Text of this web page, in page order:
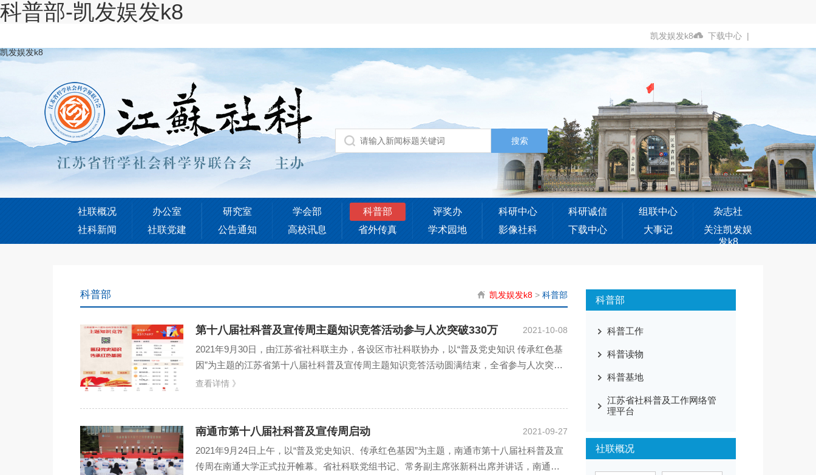
科普部-凯发娱发k8
凯发娱发k8 下载中心 |
凯发娱发k8
社联概况 办公室 研究室 学会部 科普部 评奖办 科研中心 科研诚信 组联中心
杂志社
社科新闻
社联党建 公告通知 高校讯息 省外传真 学术园地 影像社科 下载中心 大事记
关注凯发娱
发k8
科普部 凯发娱发k8> 科普部
2021-10-08
第十八届社科普及宣传周主题知识竞答活动参与人次突破330万
2021年9月30日，由江苏省社科联主办，各设区市社科联协办，以“普及党史知识 传承红色基
因”为主题的江苏省第十八届社科普及宣传周主题知识竞答活动圆满结束，全省参与人次突破
330万，再创新高。 今年知识竞答活动实现两个创新：一是内容创新。...
查看详情 》
2021-09-27
南通市第十八届社科普及宣传周启动
2021年9月24日上午，以“普及党史知识、传承红色基因”为主题，南通市第十八届社科普及宣
传周在南通大学正式拉开帷幕。省社科联党组书记、常务副主席张新科出席并讲话，南通市
科普部
科普工作
科普读物
科普基地
江苏省社科普及工作网络管
理平台
社联概况